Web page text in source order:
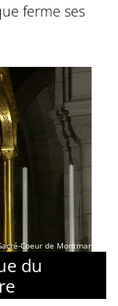
ferme ses
Coeur de Montmartre
du